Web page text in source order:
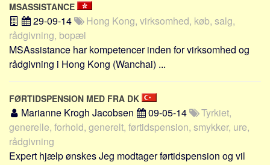
MSASSISTANCE
29-09-14
Hong Kong, virksomhed, køb, salg,
rådgivning, bopæl
MSAssistance har kompetencer inden for virksomhed og
rådgivning i Hong Kong (Wanchai) ...
FØRTIDSPENSION MED FRA DK
Marianne Krogh Jacobsen 09-05-14
Tyrkiet,
generelle, forhold, generelt, førtidspension, smykker, ure,
rådgivning
Expert hjælp ønskes Jeg modtager førtidspension og vil